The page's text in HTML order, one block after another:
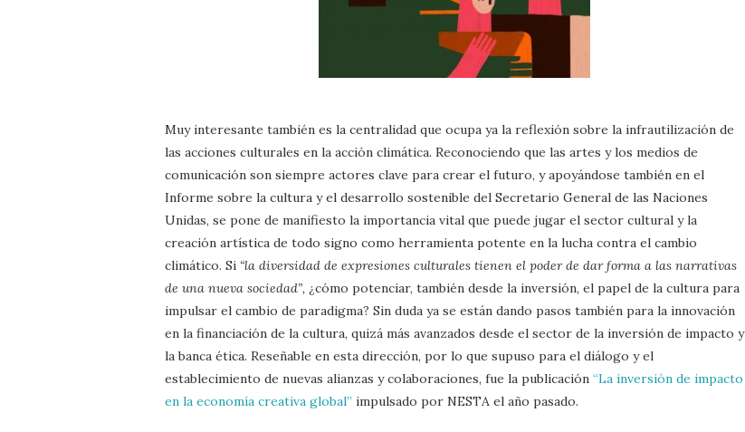
Muy interesante también es la centralidad que ocupa ya la reflexión sobre la infrautilización de
las acciones culturales en la acción climática. Reconociendo que las artes y los medios de
comunicación son siempre actores clave para crear el futuro, y apoyándose también en el
Informe sobre la cultura y el desarrollo sostenible del Secretario General de las Naciones
Unidas, se pone de manifiesto la importancia vital que puede jugar el sector cultural y la
creación artística de todo signo como herramienta potente en la lucha contra el cambio
climático. Si “la diversidad de expresiones culturales tienen el poder de dar forma a las narrativas
de una nueva sociedad”, ¿cómo potenciar, también desde la inversión, el papel de la cultura para
impulsar el cambio de paradigma? Sin duda ya se están dando pasos también para la innovación
en la financiación de la cultura, quizá más avanzados desde el sector de la inversión de impacto y
la banca ética. Reseñable en esta dirección, por lo que supuso para el diálogo y el
establecimiento de nuevas alianzas y colaboraciones, fue la publicación “La inversión de impacto
en la economía creativa global” impulsado por NESTA el año pasado.